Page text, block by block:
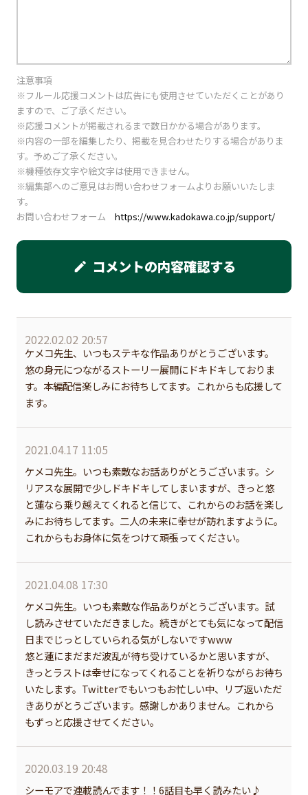
注意事項
※フルール応援コメントは広告にも使用させていただくことがあり
ますので、ご了承ください。
※応援コメントが掲載されるまで数日かかる場合があります。
※内容の一部を編集したり、掲載を見合わせたりする場合がありま
す。予めご了承ください。
※機種依存文字や絵文字は使用できません。
※編集部へのご意見はお問い合わせフォームよりお願いいたしま
す。
お問い合わせフォーム https://www.kadokawa.co.jp/support/
edit コメントの内容確認する
2022.02.02 20:57
ケメコ先生、いつもステキな作品ありがとうございます。
悠の身元につながるストーリー展開にドキドキしておりま
す。本編配信楽しみにお待ちしてます。これからも応援して
ます。
2021.04.17 11:05
ケメコ先生。いつも素敵なお話ありがとうございます。シ
リアスな展開で少しドキドキしてしまいますが、きっと悠
と蓮なら乗り越えてくれると信じて、これからのお話を楽し
みにお待ちしてます。二人の未来に幸せが訪れますように。
これからもお身体に気をつけて頑張ってください。
2021.04.08 17:30
ケメコ先生。いつも素敵な作品ありがとうございます。試
し読みさせていただきました。続きがとても気になって配信
日までじっとしていられる気がしないですwww
悠と蓮にまだまだ波乱が待ち受けているかと思いますが、
きっとラストは幸せになってくれることを祈りながらお待ち
いたします。Twitterでもいつもお忙しい中、リプ返いただ
きありがとうございます。感謝しかありません。これから
もずっと応援させてください。
2020.03.19 20:48
シーモアで連載読んでます！！6話目も早く読みたい♪